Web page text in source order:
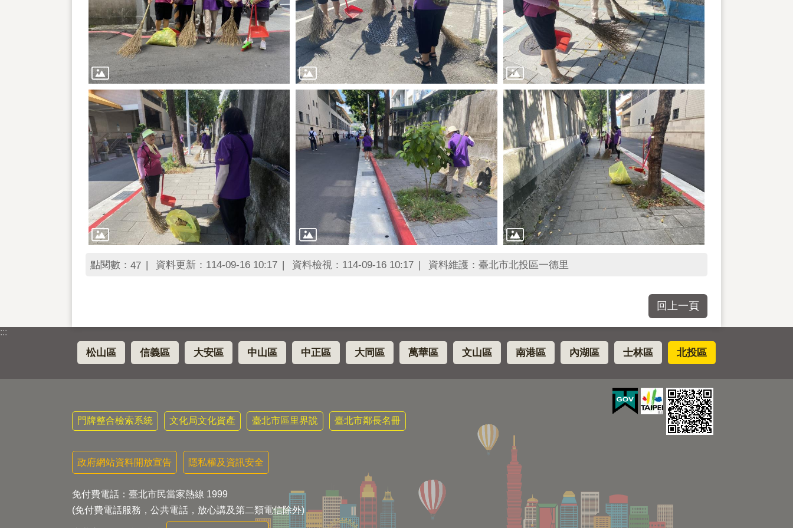
點閱數： 47 資料更新：114-09-16 10:17 資料檢視：114-09-16 10:17 資料維護：臺北市北投區一德里
回上一頁
:::
松山區 信義區 大安區 中山區 中正區 大同區 萬華區 文山區 南港區 內湖區 士林區 北投區
門牌整合檢索系統 文化局文化資產 臺北市區里界說 臺北市鄰長名冊
政府網站資料開放宣告 隱私權及資訊安全
免付費電話：臺北市民當家熱線 1999
(免付費電話服務，公共電話，放心講及第二類電信除外)